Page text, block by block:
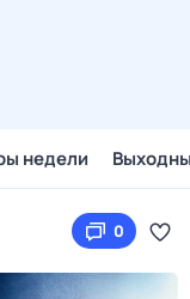
недели
0